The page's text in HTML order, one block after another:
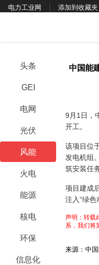
电力工业网 添加到收藏夹
头条
GEI
电网
光伏
风能
火电
能源
核电
环保
信息化
中国能
9月1日，
开工。
该项目位
发电机组
筑安装任务
项目建成
注入“绿色
声明：转载
系，我们将
来源：中